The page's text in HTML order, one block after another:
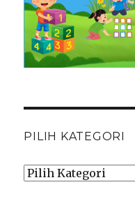
PILIH KATEGORI
Pilih